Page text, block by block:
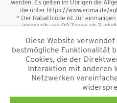
werden. Es gelten im Übrigen die
die unter https://www.erima.de/
* Der Rabattcode ist zur einmaligen
innerhalb von 90 Tagen ab
sowie Geschenkgutscheine sind
Rabattcode ist nicht mit anderen
kombinierbar. Der
*Alle Preise verstehen sich
und ggf.
Diese Website
bestmögliche Funktionalität
Cookies, die der
Interaktion mit anderen
Netzwerken